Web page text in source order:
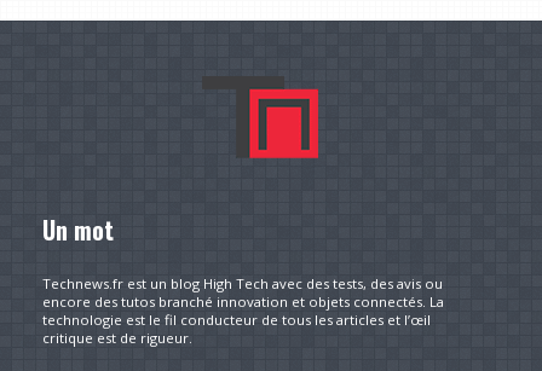
Un mot
Technews.fr est un blog High Tech avec des tests, des avis ou
encore des tutos branché innovation et objets connectés. La
technologie est le fil conducteur de tous les articles et l’œil
critique est de rigueur.